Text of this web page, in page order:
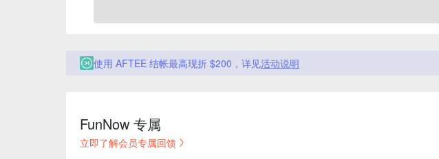
使用 AFTEE 结帐最高现折 $200，详见活动说明
FunNow 专属
立即了解会员专属回馈